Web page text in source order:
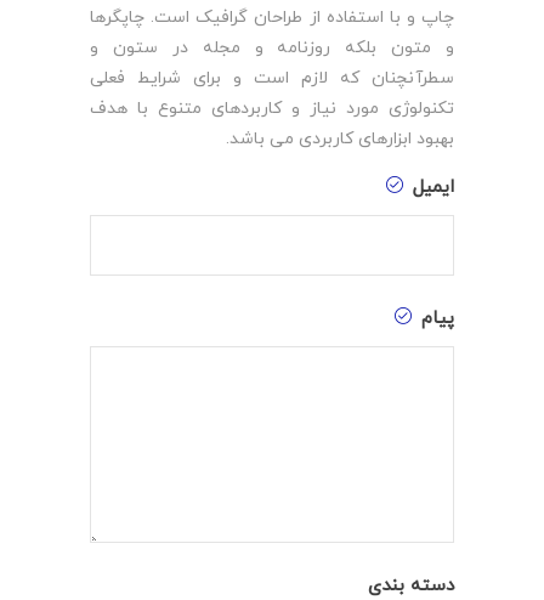
چاپ و با استفاده از طراحان گرافیک است. چاپگرها
و متون بلکه روزنامه و مجله در ستون و
سطرآنچنان که لازم است و برای شرایط فعلی
تکنولوژی مورد نیاز و کاربردهای متنوع با هدف
بهبود ابزارهای کاربردی می باشد.
ایمیل
پیام
دسته بندی